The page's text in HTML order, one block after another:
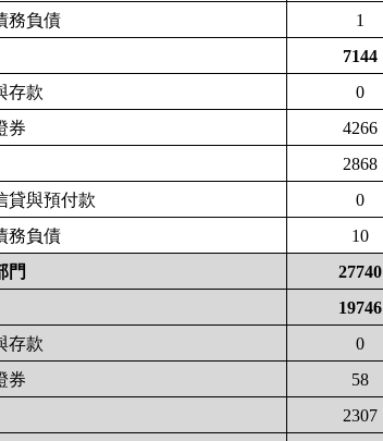
務負債
1
7144
存款
0
券
4266
2868
貸與預付款
0
務負債
10
門
27740
19746
存款
0
券
58
2307